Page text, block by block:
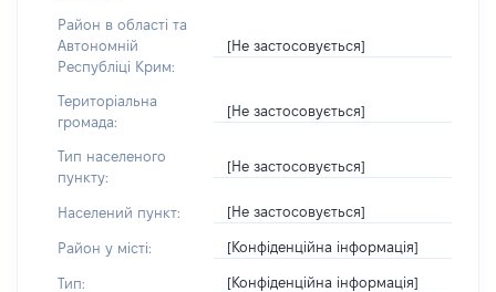
Район в області та
Автономній
Республіці Крим:
[Не застосовується]
Територіальна
громада:
[Не застосовується]
Тип населеного
пункту:
[Не застосовується]
Населений пункт: [Не застосовується]
Район у місті: [Конфіденційна інформація]
Тип: [Конфіденційна інформація]